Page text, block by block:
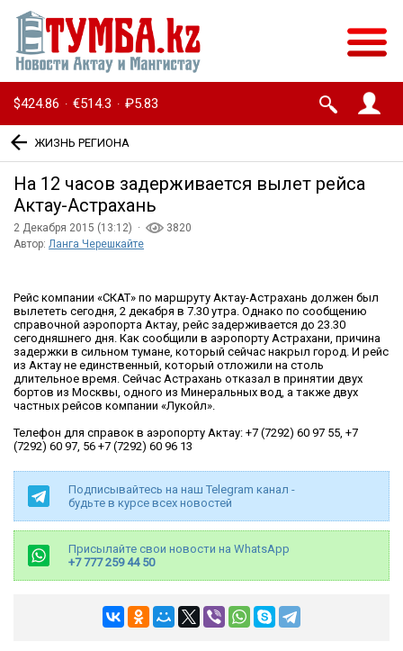
$424.86 · €514.3 · ₽5.83
ЖИЗНЬ РЕГИОНА
На 12 часов задерживается вылет рейса
Актау-Астрахань
2 Декабря 2015 (13:12) ·
3820
Автор: Ланга Черешкайте
Рейс компании «СКАТ» по маршруту Актау-Астрахань должен был
вылететь сегодня, 2 декабря в 7.30 утра. Однако по сообщению
справочной аэропорта Актау, рейс задерживается до 23.30
сегодняшнего дня. Как сообщили в аэропорту Астрахани, причина
задержки в сильном тумане, который сейчас накрыл город. И рейс
из Актау не единственный, который отложили на столь
длительное время. Сейчас Астрахань отказал в принятии двух
бортов из Москвы, одного из Минеральных вод, а также двух
частных рейсов компании «Лукойл».
Телефон для справок в аэропорту Актау: +7 (7292) 60 97 55, +7
(7292) 60 97, 56 +7 (7292) 60 96 13
Подписывайтесь на наш Telegram канал -
будьте в курсе всех новостей
Присылайте свои новости на WhatsApp
+7 777 259 44 50